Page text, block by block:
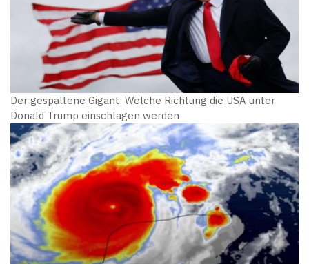
Der gespaltene Gigant: Welche Richtung die USA unter
Donald Trump einschlagen werden